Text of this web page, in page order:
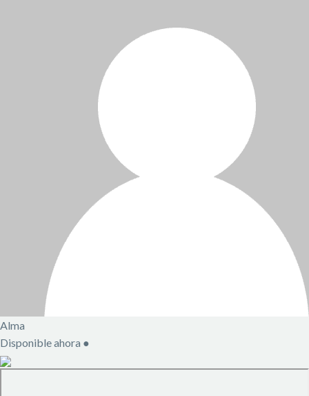
Alma
Disponible ahora ●